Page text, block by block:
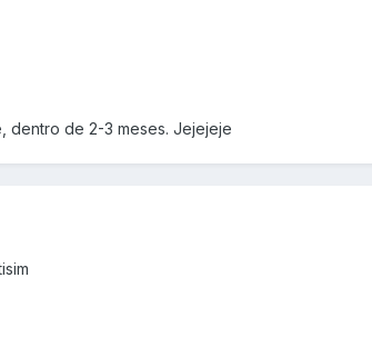
dentro de 2-3 meses. Jejejeje